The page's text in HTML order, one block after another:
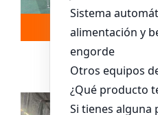
Sistema De
Leer más